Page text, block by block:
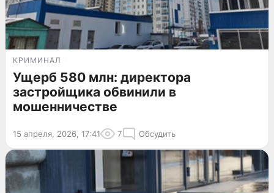
КРИМИНАЛ
Ущерб 580 млн: директора
застройщика обвинили в
мошенничестве
15 апреля, 2026, 17:41 7 Обсудить